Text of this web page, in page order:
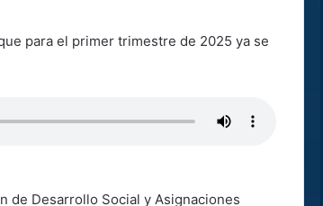
para el primer trimestre de 2025 ya se
de Desarrollo Social y Asignaciones